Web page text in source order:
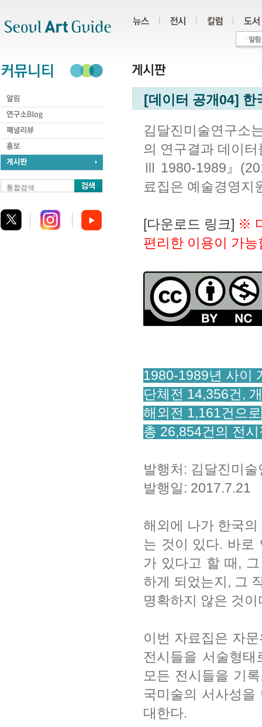
통합검색
[데이터 공개04]
김달진미술연구소
의 연구결과 데이
Ⅲ 1980-1989』
료집은 예술경영지
[다운로드 링크] ※
편리한 이용이 가능
1980-1989년 사이
단체전 14,356건,
해외전 1,161건으로
총 26,854건의 전
발행처: 김달진미술
발행일: 2017.7.21
해외에 나가 한국
는 것이 있다. 바로
가 있다고 할 때,
하게 되었는지, 그
명확하지 않은 것이
이번 자료집은 자
전시들을 서술형
모든 전시들을 기
국미술의 서사성
대한다.